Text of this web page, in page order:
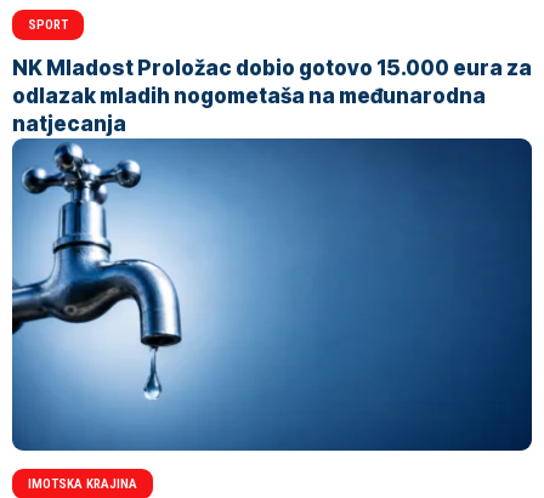
SPORT
NK Mladost Proložac dobio gotovo 15.000 eura za
odlazak mladih nogometaša na međunarodna
natjecanja
IMOTSKA KRAJINA